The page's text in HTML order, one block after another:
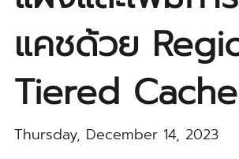
แคชด้วย
Tiered Cache
Thursday, December 14, 2023